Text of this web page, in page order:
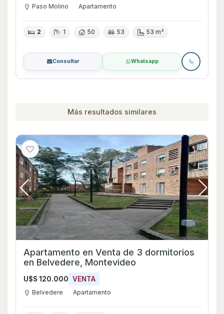
Paso Molino Apartamento
2 1 50 53 53 m²
Consultar Whatsapp
Más resultados similares
Apartamento en Venta de 3 dormitorios
en Belvedere, Montevideo
U$S 120.000 VENTA
Belvedere Apartamento